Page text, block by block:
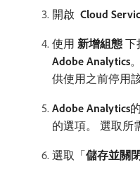
開啟 Cloud
使用​ 新增組態 下
Adobe Analytics
供使用之前停用該
Adobe Analytics
的選項。 選取所
選取「儲存並關